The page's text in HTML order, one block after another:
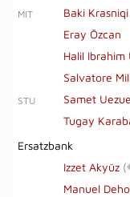
MIT Baki Krasniqi
Eray Özcan
Halil Ibrahim
Salvatore
STU
Samet
Tugay
Ersatzbank
Izzet Akyüz (
Manuel